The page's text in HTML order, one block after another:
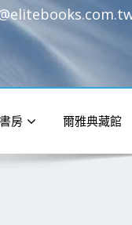
房 爾雅典藏館